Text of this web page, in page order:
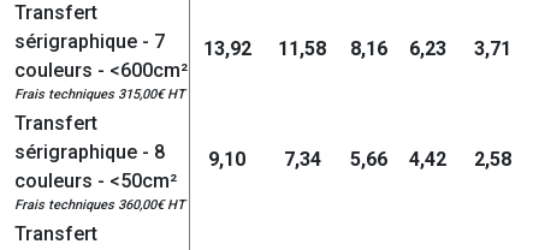
Transfert
sérigraphique - 7
couleurs - <600cm²
Frais techniques 315,00€ HT
13,92 11,58 8,16 6,23 3,71
Transfert
sérigraphique - 8
couleurs - <50cm²
Frais techniques 360,00€ HT
9,10 7,34 5,66 4,42 2,58
Transfert